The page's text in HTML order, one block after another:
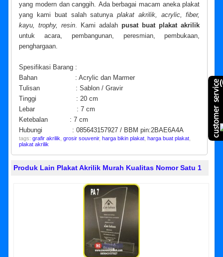
yang modern dan canggih. Ada berbagai macam aneka plakat
yang kami buat salah satunyaplakat akrilik, acrylic, fiber,
kayu, trophy, resin. Kami adalahpusat buat plakat akrilik
untuk acara, pembangunan, peresmian, pembukaan,
penghargaan.
Spesifikasi Barang :
Bahan : Acrylic dan Marmer
Tulisan : Sablon / Gravir
Tinggi : 20 cm
Lebar : 7 cm
Ketebalan : 7 cm
Hubungi : 085643157927 / BBM pin:2BAE6A4A
tags:grafir akrilik ,grosir souvenir,harga bikin plakat ,harga buat plakat
plakat akrilik
Produk Lain Plakat Akrilik Murah Kualitas Nomor Satu 1